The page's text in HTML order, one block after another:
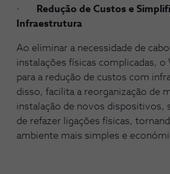
·
Redução de Custos e
Infraestrutura
Ao eliminar a necessidade de
instalações físicas complicadas,
para a redução de custos com
disso, facilita a reorganização de
instalação de novos dispositivos,
de refazer ligações físicas,
ambiente mais simples e